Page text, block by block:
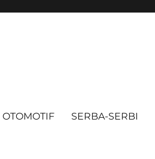
OTOMOTIF SERBA-SERBI